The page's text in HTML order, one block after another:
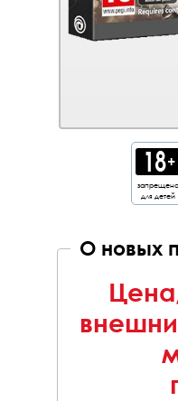
запрещено
для детей
О новых